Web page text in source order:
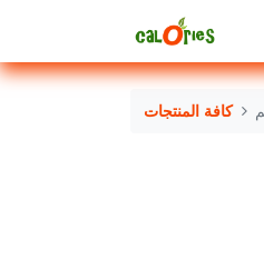
كافة المنتجات